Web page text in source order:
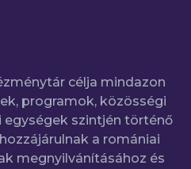
célja mindazon
programok, közösségi
szintjén történő
a romániai
megnyilvánításához és